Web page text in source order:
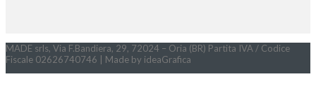
MADE srls, Via F.Bandiera, 29, 72024 – Oria (BR) Partita IVA / Codice
Fiscale 02626740746 | Made by ideaGrafica